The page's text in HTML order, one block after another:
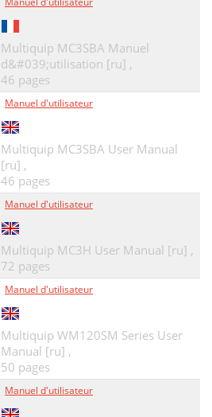
Multiquip MC3SBA Manuel
d&#039;utilisation [ru] ,
46 pages
Manuel d'utilisateur
Multiquip MC3SBA User Manual
[ru] ,
46 pages
Manuel d'utilisateur
Multiquip MC3H User Manual [ru] ,
72 pages
Manuel d'utilisateur
Multiquip WM120SM Series User
Manual [ru] ,
50 pages
Manuel d'utilisateur